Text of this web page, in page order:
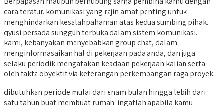
cara teratur. komunikasi yang rajin amat penting untuk
menghindarkan kesalahpahaman atas kedua sumbing pihak.
qyusi persada sungguh terbuka dalam sistem komunikasi.
kami, kebanyakan menyebabkan group chat, dalam
menginformasaikan hal di pekerjaan pada anda, dan juga
selaku periodik mengatakan keadaan pekerjaan kalian serta
oleh fakta obyektif via keterangan perkembangan raga proyek.
dibutuhkan periode mulai dari enam bulan hingga lebih dari
satu tahun buat membuat rumah. ingatlah apabila kamu